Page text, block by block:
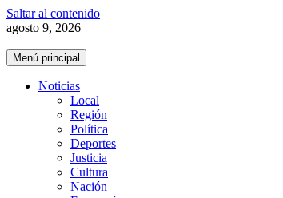
Saltar al contenido
agosto 9, 2026
Menú principal
Noticias
Local
Región
Política
Deportes
Justicia
Cultura
Nación